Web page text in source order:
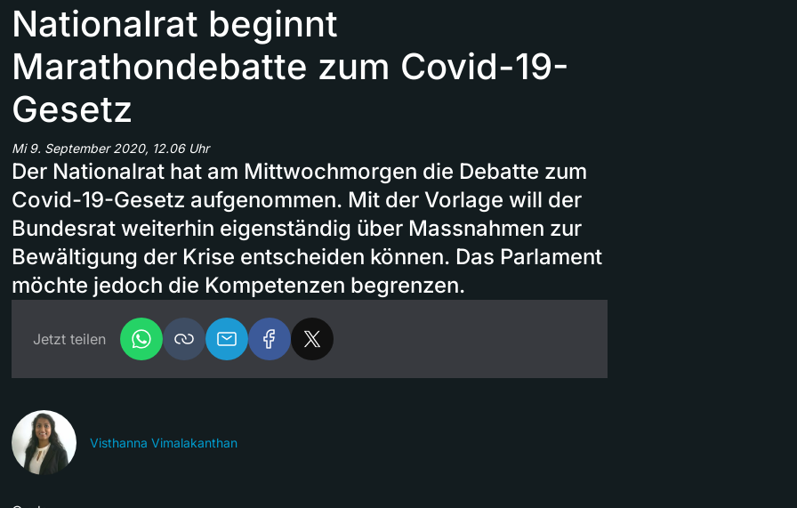
Nationalrat beginnt
Marathondebatte zum Covid-19-
Gesetz
Mi 9. September 2020, 12.06 Uhr
Der Nationalrat hat am Mittwochmorgen die Debatte zum
Covid-19-Gesetz aufgenommen. Mit der Vorlage will der
Bundesrat weiterhin eigenständig über Massnahmen zur
Bewältigung der Krise entscheiden können. Das Parlament
möchte jedoch die Kompetenzen begrenzen.
Jetzt teilen
Visthanna Vimalakanthan